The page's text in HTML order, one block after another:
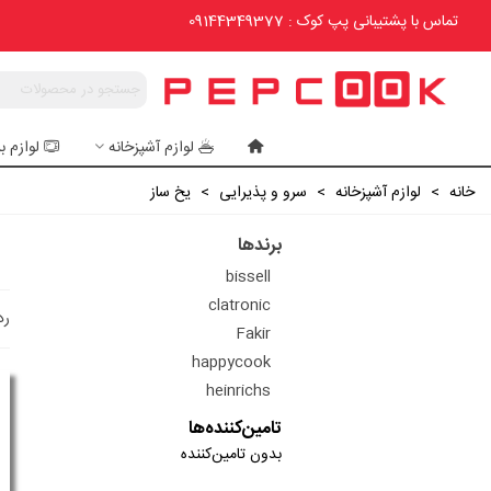
تماس با پشتیبانی پپ کوک : 09144349377
لوازم آشپزخانه
خانه > لوازم آشپزخانه > سرو و پذیرایی > یخ ساز
برندها
bissell
clatronic
Fakir
happycook
heinrichs
تامین‌کننده‌ها
بدون تامین‌کننده